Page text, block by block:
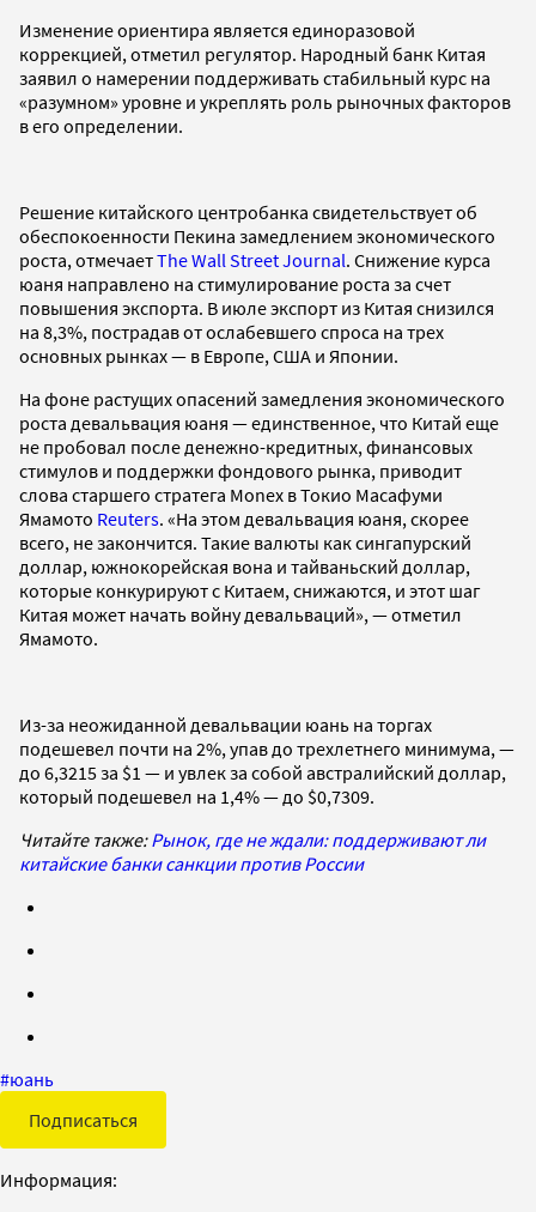
Изменение ориентира является единоразовой
коррекцией, отметил регулятор. Народный банк Китая
заявил о намерении поддерживать стабильный курс на
«разумном» уровне и укреплять роль рыночных факторов
в его определении.
Решение китайского центробанка свидетельствует об
обеспокоенности Пекина замедлением экономического
роста, отмечаетThe Wall Street Journal. Снижение курса
юаня направлено на стимулирование роста за счет
повышения экспорта. В июле экспорт из Китая снизился
на 8,3%, пострадав от ослабевшего спроса на трех
основных рынках — в Европе, США и Японии.
На фоне растущих опасений замедления экономического
роста девальвация юаня — единственное, что Китай еще
не пробовал после денежно-кредитных, финансовых
стимулов и поддержки фондового рынка, приводит
слова старшего стратега Monex в Токио Масафуми
Ямамото Reuters. «На этом девальвация юаня, скорее
всего, не закончится. Такие валюты как сингапурский
доллар, южнокорейская вона и тайваньский доллар,
которые конкурируют с Китаем, снижаются, и этот шаг
Китая может начать войну девальваций», — отметил
Ямамото.
Из-за неожиданной девальвации юань на торгах
подешевел почти на 2%, упав до трехлетнего минимума, —
до 6,3215 за $1 — и увлек за собой австралийский доллар,
который подешевел на 1,4% — до $0,7309.
Читайте также:Рынок, где не ждали: поддерживают ли
китайские банки санкции против России
#юань
Подписаться
Информация: